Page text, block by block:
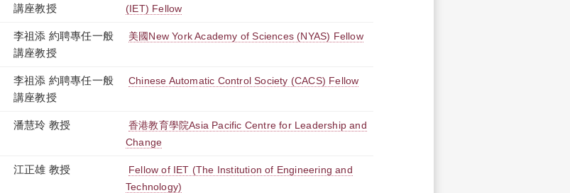
講座教授
(IET) Fellow
李祖添 約聘專任一般
講座教授
美國New York Academy of Sciences (NYAS) Fellow
李祖添 約聘專任一般
講座教授
Chinese Automatic Control Society (CACS) Fellow
潘慧玲 教授
香港教育學院Asia Pacific Centre for Leadership and
Change
江正雄 教授
Fellow of IET (The Institution of Engineering and
Technology)